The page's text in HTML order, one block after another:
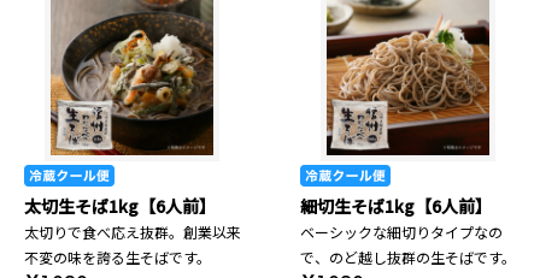
太切生そば1kg【6人前】
太切りで食べ応え抜群。創業以来
不変の味を誇る生そばです。
細切生そば1kg【6人前】
ベーシックな細切りタイプなの
で、のど越し抜群の生そばです。